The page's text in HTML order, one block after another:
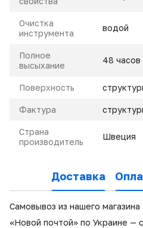
Очистка
инструмента
водой
Полное
высыхание
48 часов
Поверхность
Фактура
Страна
производитель
Швеция
Доставка
Самовывоз из нашего
«Новой почтой» по Украине —